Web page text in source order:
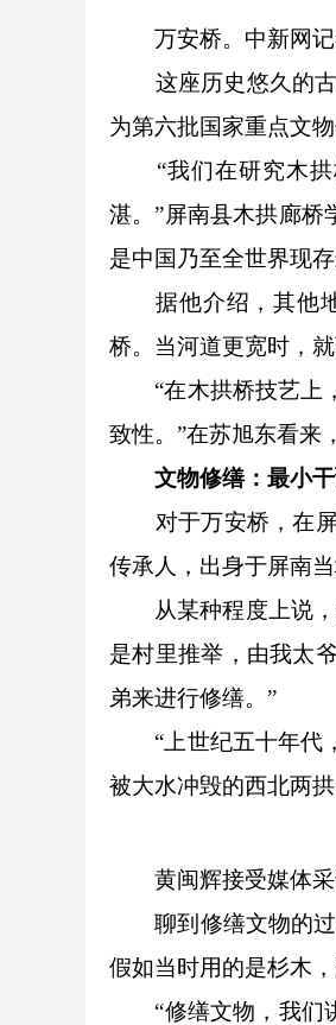
万安桥。中新网记
这座历史悠久的古
为第六批国家重点文物
“我们在研究木拱
湛。”屏南县木拱廊桥
是中国乃至全世界现
据他介绍，其他地
桥。当河道更宽时，
“在木拱桥技艺上，
致性。”在苏旭东看来
文物修缮：最小
对于万安桥，在屏
传承人，出身于屏南
从某种程度上说，
是村里推举，由我太
弟来进行修缮。”
“上世纪五十年代，
被大水冲毁的西北两
黄闽辉接受媒体采
聊到修缮文物的过
假如当时用的是杉木
“修缮文物，我们讲